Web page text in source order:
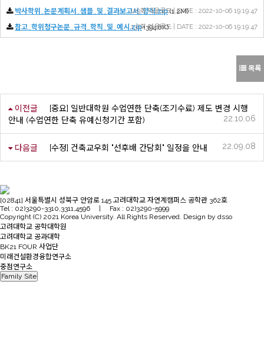
박사학위_논문계획서_샘플_및_결과보고서_양식.zip(1.2M)
129회 다운로드 | DATE : 2022-10-06 19:19:47
참고_학위청구논문_규격_학칙_및_예시.zip(394.8K)
136회 다운로드 | DATE : 2022-10-06 19:19:47
목록
이전글
[중요] 일반대학원 수업연한 단축(조기수료) 제도 변경 시행
안내 (수업연한 단축 유예신청기간 포함)
22.10.06
다음글 [수정] 건축교우회 "선후배 간담회" 일정을 안내 22.09.08
[02841] 서울특별시 성북구 안암로 145 고려대학교 자연계캠퍼스 공학관 362호
Tel : 02)3290-3310,3311,4596 | Fax : 02)3290-5999
Copyright (C) 2021 Korea University. All Rights Reserved. Design by dsso
고려대학교 공학대학원
고려대학교 공과대학
BK21 FOUR 사업단
미래건설환경융합연구소
중점연구소
Family Site